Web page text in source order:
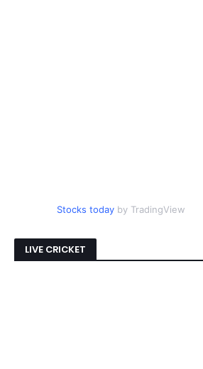
Stocks todayby TradingView
LIVE CRICKET